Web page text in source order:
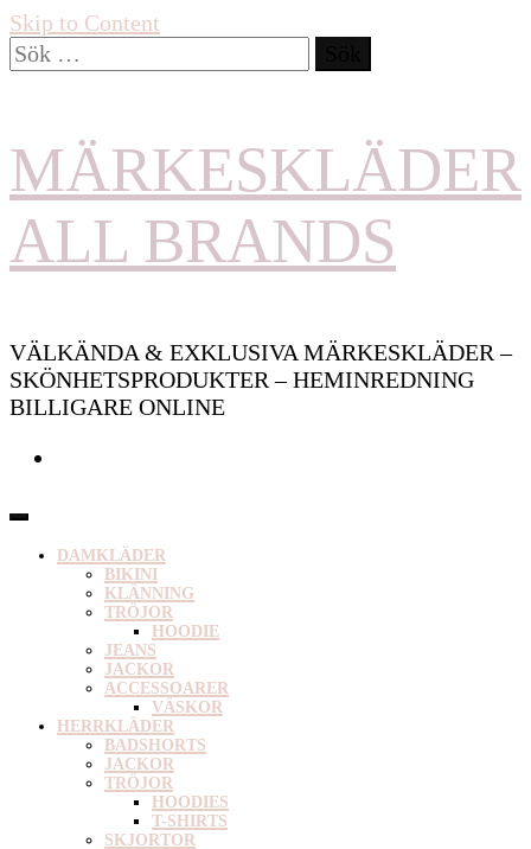
Skip to Content
Sök
efter:
MÄRKESKLÄDER
ALL BRANDS
VÄLKÄNDA & EXKLUSIVA MÄRKESKLÄDER –
SKÖNHETSPRODUKTER – HEMINREDNING
BILLIGARE ONLINE
DAMKLÄDER
BIKINI
KLÄNNING
TRÖJOR
HOODIE
JEANS
JACKOR
ACCESSOARER
VÄSKOR
HERRKLÄDER
BADSHORTS
JACKOR
TRÖJOR
HOODIES
T-SHIRTS
SKJORTOR